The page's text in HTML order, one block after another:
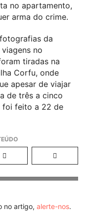
no apartamento,
arma do crime.
da
no
tiradas na
Corfu, onde
apesar de viajar
de três a cinco
foi feito a 22 de
no artigo, alerte-nos.